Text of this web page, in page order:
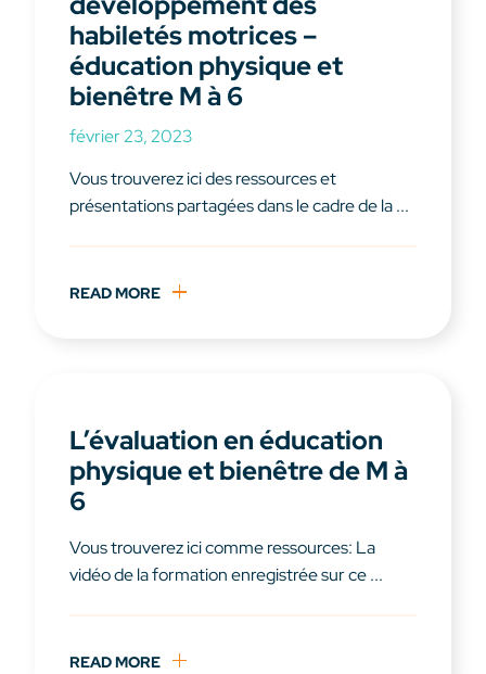
habiletés motrices –
éducation physique et
bienêtre M à 6
février 23, 2023
Vous trouverez ici des ressources et
présentations partagées dans le cadre de la ...
READ MORE
L’évaluation en éducation
physique et bienêtre de M à
6
Vous trouverez ici comme ressources: La
vidéo de la formation enregistrée sur ce ...
READ MORE